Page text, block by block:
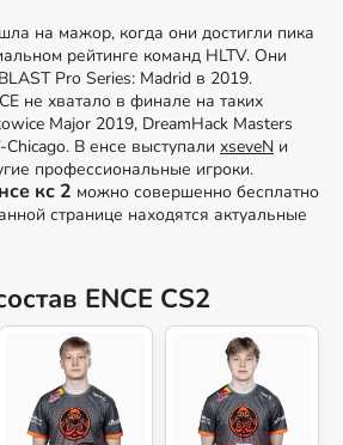
на мажор, когда они достигли пика
рейтинге команд HLTV. Они
Pro Series: Madrid в 2019.
не хватало в финале на таких
Major 2019, DreamHack Masters
В енсе выступали xseveN и
профессиональные игроки.
кс 2 можно совершенно бесплатно
странице находятся актуальные
ENCE CS2